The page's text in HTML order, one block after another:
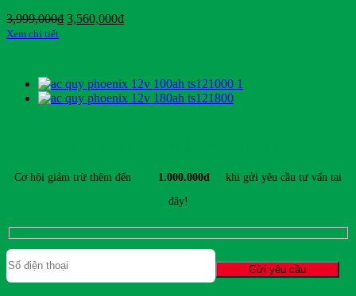
3,999,000₫ Giá
3,560,000₫Giá
Xem chi tiết
Cơ hội giảm trừ thêm đến 1.000.000đ
khi gửi yêu cầu tư vấn tại
đây!